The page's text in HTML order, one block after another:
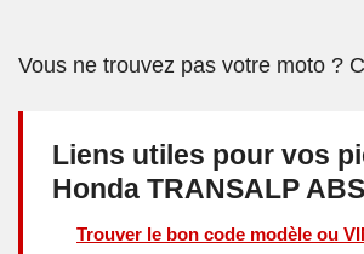
Vous ne trouvez pas votre moto ?
Liens utiles pour vos
Honda TRANSALP ABS
Trouver le bon code modèle ou